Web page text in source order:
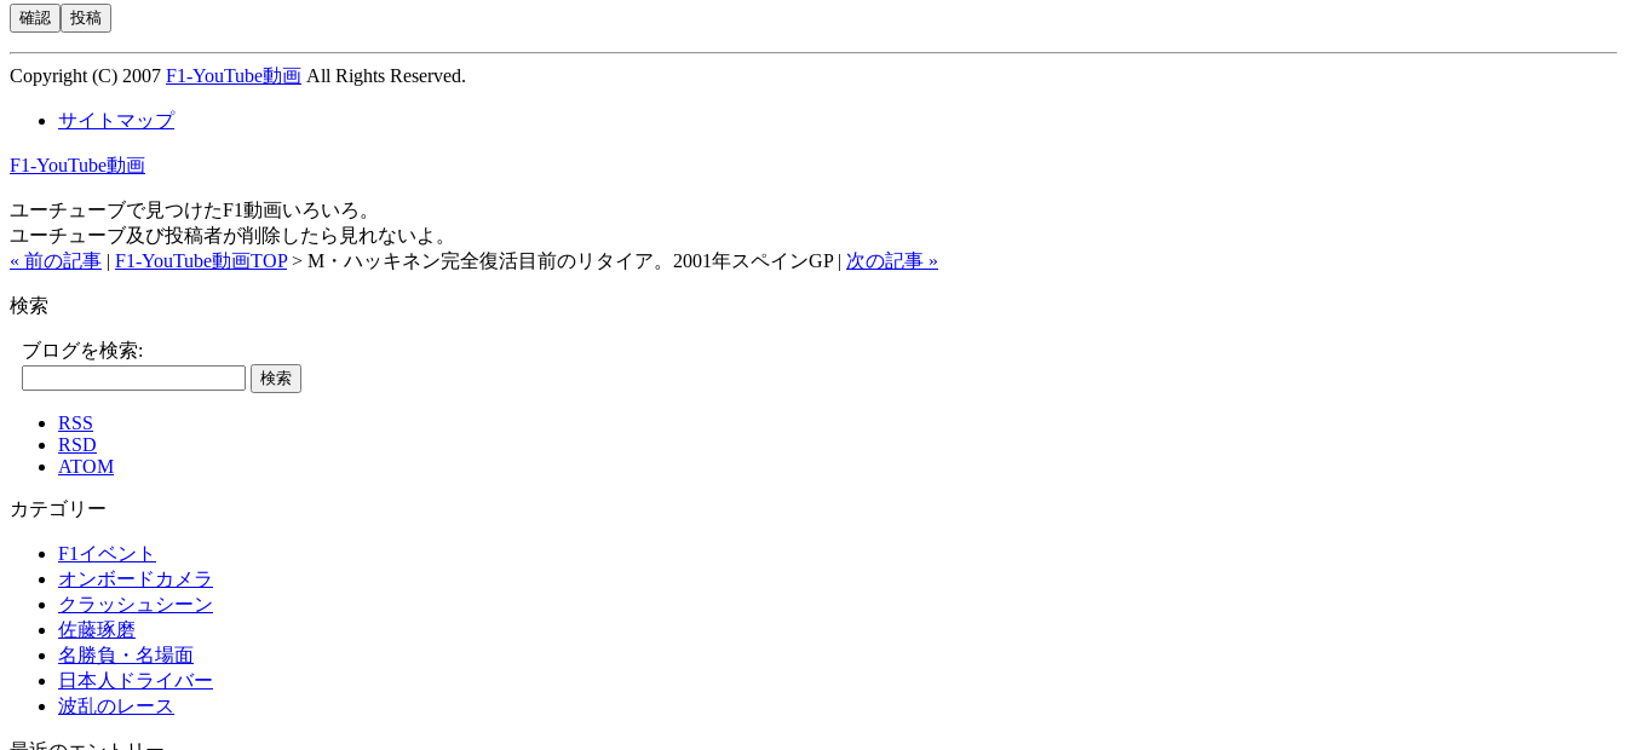
Copyright (C) 2007 F1-YouTube動画 All Rights Reserved.
サイトマップ
F1-YouTube動画
ユーチューブで見つけたF1動画いろいろ。
ユーチューブ及び投稿者が削除したら見れないよ。
« 前の記事 | F1-YouTube動画TOP> M・ハッキネン完全復活目前のリタイア。2001年スペインGP | 次の記事 »
検索
ブログを検索:
RSS
RSD
ATOM
カテゴリー
F1イベント
オンボードカメラ
クラッシュシーン
佐藤琢磨
名勝負・名場面
日本人ドライバー
波乱のレース